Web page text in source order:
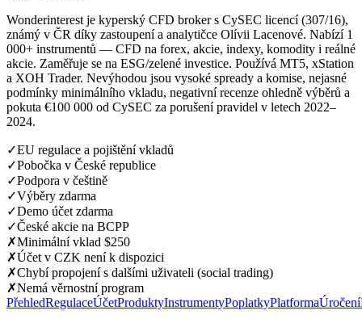
Wonderinterest je kyperský CFD broker s CySEC licencí (307/16),
známý v ČR díky zastoupení a analytičce Olívii Lacenové. Nabízí 1
000+ instrumentů — CFD na forex, akcie, indexy, komodity i reálné
akcie. Zaměřuje se na ESG/zelené investice. Používá MT5, xStation
a XOH Trader. Nevýhodou jsou vysoké spready a komise, nejasné
podmínky minimálního vkladu, negativní recenze ohledně výběrů a
pokuta €100 000 od CySEC za porušení pravidel v letech 2022–
2024.
✓EU regulace a pojištění vkladů
✓Pobočka v České republice
✓Podpora v češtině
✓Výběry zdarma
✓Demo účet zdarma
✓České akcie na BCPP
✗Minimální vklad $250
✗Účet v CZK není k dispozici
✗Chybí propojení s dalšími uživateli (social trading)
✗Nemá věrnostní program
PřehledRegulaceÚčetProduktyInstrumentyPoplatkyPlatformaÚročení